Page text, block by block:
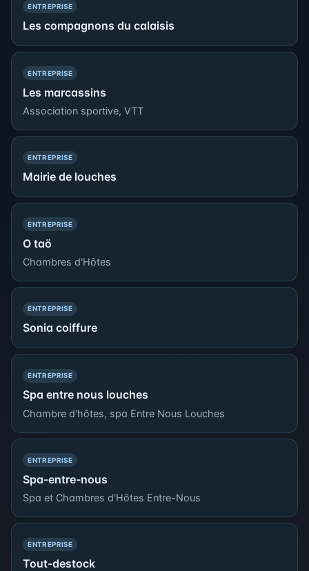
ENTREPRISE— PRÉSENCE SIMPLE
Les compagnons du calaisis
ENTREPRISE— PRÉSENCE SIMPLE
Les marcassins
Association sportive, VTT
ENTREPRISE— PRÉSENCE SIMPLE
Mairie de louches
ENTREPRISE— PRÉSENCE SIMPLE
O taö
Chambres d'Hôtes
ENTREPRISE— PRÉSENCE SIMPLE
Sonia coiffure
ENTREPRISE— PRÉSENCE SIMPLE
Spa entre nous louches
Chambre d'hôtes, spa Entre Nous Louches
ENTREPRISE— PRÉSENCE SIMPLE
Spa-entre-nous
Spa et Chambres d'Hôtes Entre-Nous
ENTREPRISE— PRÉSENCE SIMPLE
Tout-destock